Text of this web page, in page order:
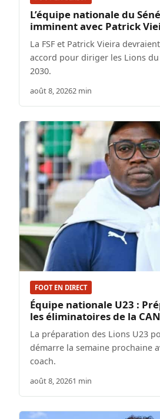
L’équipe nationale du
imminent avec Patrick
La FSF et Patrick Vieira
accord pour diriger les Lions du
2030.
août 8, 20262 min
FOOT EN DIRECT
Équipe nationale U23 :
les éliminatoires de la CAN
La préparation des Lions U23
démarre la semaine prochaine
coach.
août 8, 20261 min